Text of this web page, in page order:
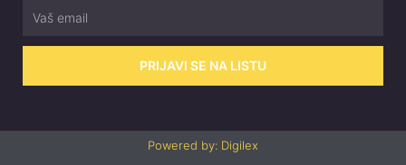
PRIJAVI SE NA LISTU
Powered by: Digilex